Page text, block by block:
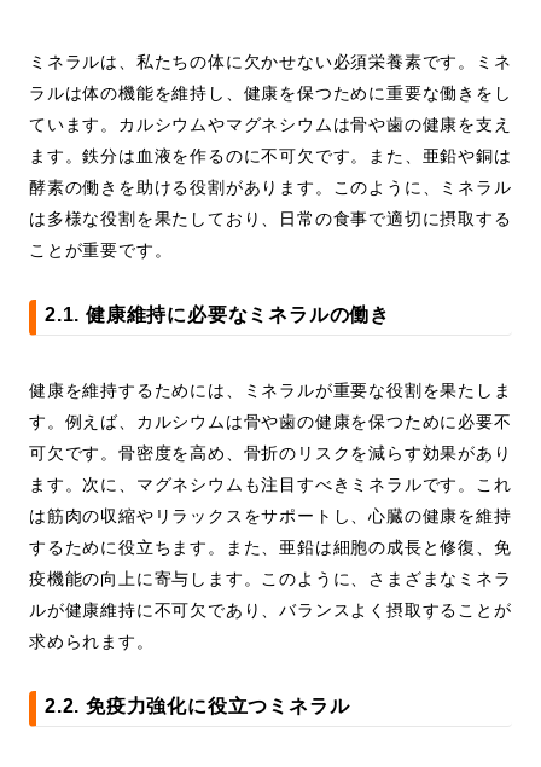
ミネラルは、私たちの体に欠かせない必須栄養素です。ミネ
ラルは体の機能を維持し、健康を保つために重要な働きをし
ています。カルシウムやマグネシウムは骨や歯の健康を支え
ます。鉄分は血液を作るのに不可欠です。また、亜鉛や銅は
酵素の働きを助ける役割があります。このように、ミネラル
は多様な役割を果たしており、日常の食事で適切に摂取する
ことが重要です。
2.1. 健康維持に必要なミネラルの働き
健康を維持するためには、ミネラルが重要な役割を果たしま
す。例えば、カルシウムは骨や歯の健康を保つために必要不
可欠です。骨密度を高め、骨折のリスクを減らす効果があり
ます。次に、マグネシウムも注目すべきミネラルです。これ
は筋肉の収縮やリラックスをサポートし、心臓の健康を維持
するために役立ちます。また、亜鉛は細胞の成長と修復、免
疫機能の向上に寄与します。このように、さまざまなミネラ
ルが健康維持に不可欠であり、バランスよく摂取することが
求められます。
2.2. 免疫力強化に役立つミネラル